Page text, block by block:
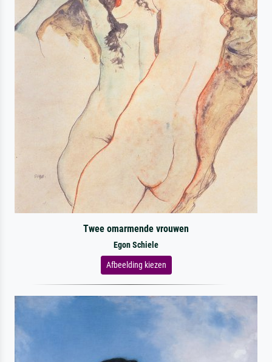
Twee omarmende vrouwen
Egon Schiele
Afbeelding kiezen